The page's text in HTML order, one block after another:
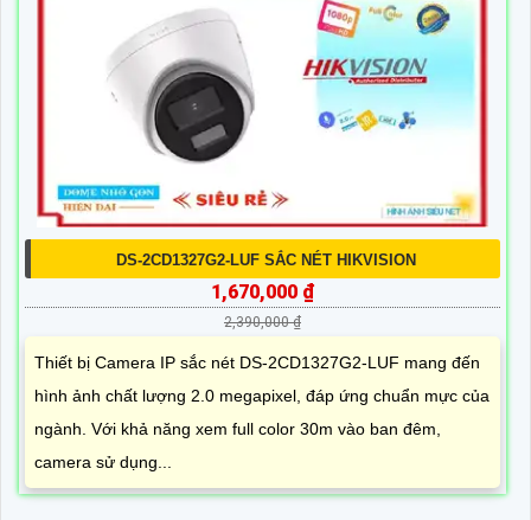
DS-2CD1327G2-LUF SẮC NÉT HIKVISION
1,670,000 ₫
2,390,000 ₫
Thiết bị Camera IP sắc nét DS-2CD1327G2-LUF mang đến
hình ảnh chất lượng 2.0 megapixel, đáp ứng chuẩn mực của
ngành. Với khả năng xem full color 30m vào ban đêm,
camera sử dụng...